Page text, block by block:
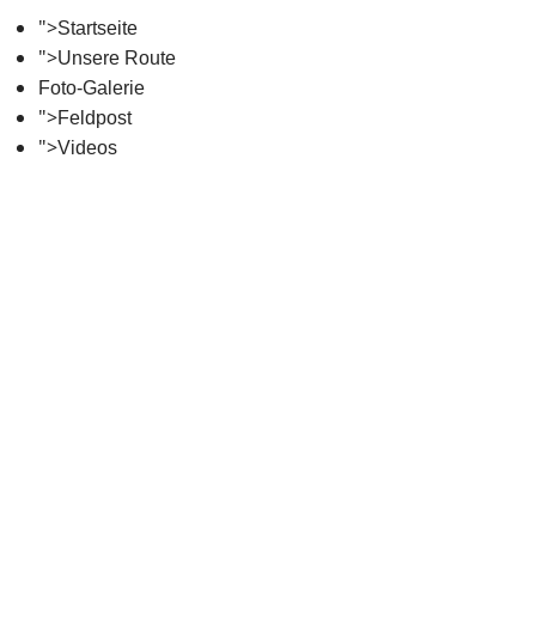
">Startseite
">Unsere Route
Foto-Galerie
">Feldpost
">Videos